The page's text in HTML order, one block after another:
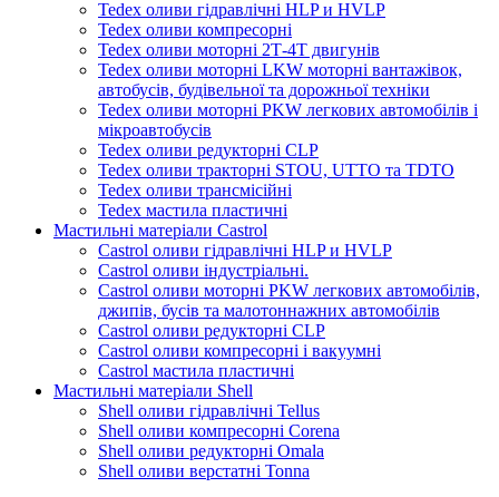
Tedex оливи гідравлічні HLP и HVLP
Tedex оливи компресорні
Tedex оливи моторні 2Т-4Т двигунів
Tedex оливи моторні LKW моторні вантажівок,
автобусів, будівельної та дорожньої техніки
Tedex оливи моторні PKW легкових автомобілів і
мікроавтобусів
Tedex оливи редукторні CLP
Tedex оливи тракторні STOU, UTTO та TDTO
Tedex оливи трансмісійні
Tedex мастила пластичні
Мастильні матеріали Castrol
Castrol оливи гідравлічні HLP и HVLP
Castrol оливи індустріальні.
Castrol оливи моторні PKW легкових автомобілів,
джипів, бусів та малотоннажних автомобілів
Castrol оливи редукторні CLP
Castrol оливи компресорні і вакуумні
Castrol мастила пластичні
Мастильні матеріали Shell
Shell оливи гідравлічні Tellus
Shell оливи компресорні Corena
Shell оливи редукторні Omala
Shell оливи верстатні Tonna